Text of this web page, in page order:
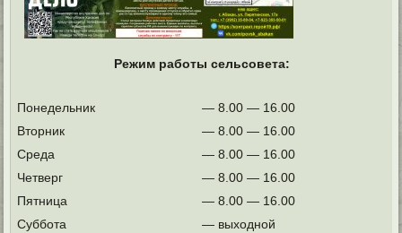
Режим работы сельсовета:
Понедельник
— 8.00 — 16.00
Вторник
— 8.00 — 16.00
Среда
— 8.00 — 16.00
Четверг
— 8.00 — 16.00
Пятница
— 8.00 — 16.00
Суббота
— выходной